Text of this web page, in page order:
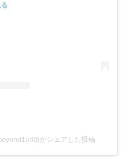
がシェアした投稿